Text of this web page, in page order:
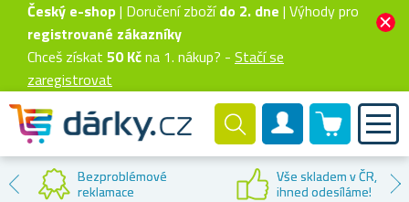
Český e-shop| Doručení zbožído 2. dne | Výhody pro
registrované zákazníky
Chceš získat 50 Kčna 1. nákup? - Stačí se
zaregistrovat
Zákaznický účet
0 produktů
Bezproblémové
reklamace
Vše skladem v ČR,
ihned odesíláme!